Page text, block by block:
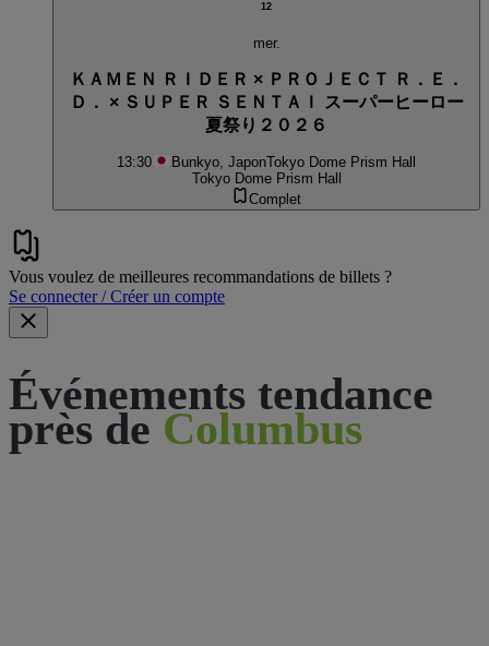
12
mer.
ＫＡＭＥＮ ＲＩＤＥＲ × ＰＲＯＪＥＣＴ Ｒ．Ｅ．
Ｄ． × ＳＵＰＥＲ ＳＥＮＴＡＩ スーパーヒーロー
夏祭り２０２６
13:30 Bunkyo, JaponTokyo Dome Prism Hall
Tokyo Dome Prism Hall
Complet
Vous voulez de meilleures recommandations de billets ?
Se connecter / Créer un compte
Événements tendance
près de Columbus